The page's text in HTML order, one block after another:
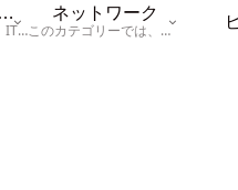
クラウド、プログラム
このカテゴリーでは、ITに関する基本的な情報として「ハードウェア、「サーバー」、「データベース、「ネットワーク」、「セキュリティ」、「プログラム」に関する情報を記載しています。
ネットワーク
このカテゴリーでは、「ネットワーク」に関する情報を記載しています。